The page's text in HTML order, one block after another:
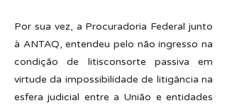
Por sua vez, a Procuradoria Federal junto
à ANTAQ, entendeu pelo não ingresso na
condição de litisconsorte passiva em
virtude da impossibilidade de litigância na
esfera judicial entre a União e entidades